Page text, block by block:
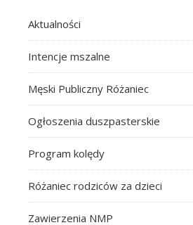
Aktualności
Intencje mszalne
Męski Publiczny Różaniec
Ogłoszenia duszpasterskie
Program kolędy
Różaniec rodziców za dzieci
Zawierzenia NMP